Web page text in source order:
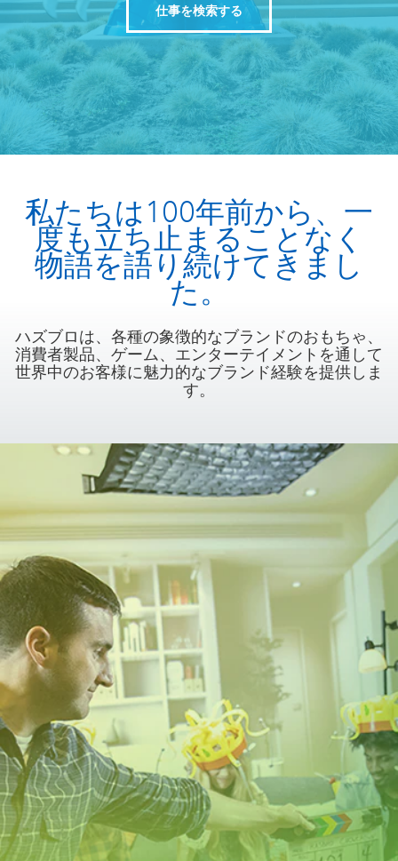
仕事を検索する
私たちは100年前から、一
度も立ち止まることなく
物語を語り続けてきまし
た。
ハズブロは、各種の象徴的なブランドのおもちゃ、
消費者製品、ゲーム、エンターテイメントを通して
世界中のお客様に魅力的なブランド経験を提供しま
す。